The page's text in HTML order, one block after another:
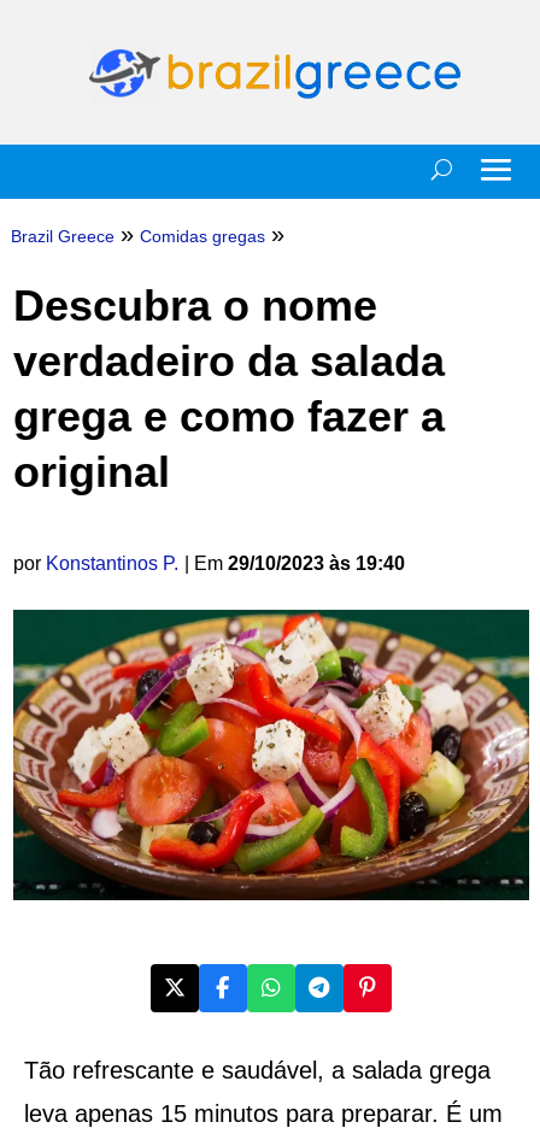
Brazil Greece » Comidas gregas »
Descubra o nome
verdadeiro da salada
grega e como fazer a
original
por Konstantinos P. | Em 29/10/2023 às 19:40
Tão refrescante e saudável, a salada grega
leva apenas 15 minutos para preparar. É um